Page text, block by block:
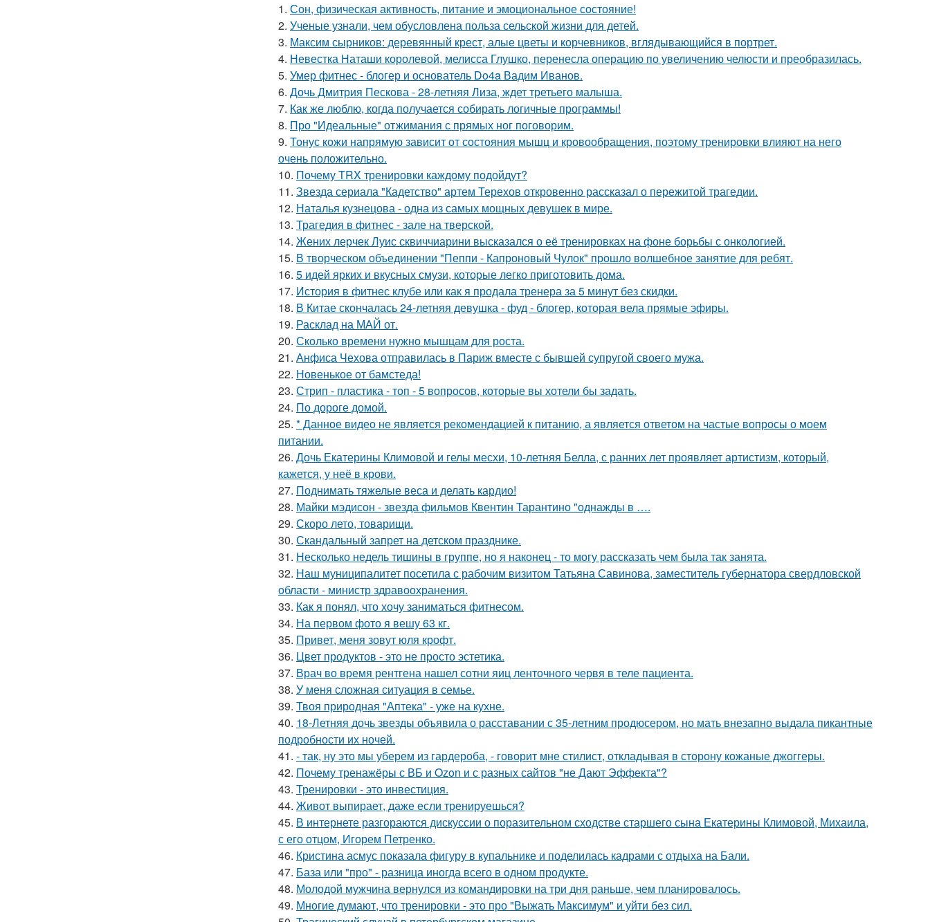
1. Сон, физическая активность, питание и эмоциональное состояние!
2. Ученые узнали, чем обусловлена польза сельской жизни для детей.
3. Максим сырников: деревянный крест, алые цветы и корчевников, вглядывающийся в портрет.
4. Невестка Наташи королевой, мелисса Глушко, перенесла операцию по увеличению челюсти и преобразилась.
5. Умер фитнес - блогер и основатель Do4a Вадим Иванов.
6. Дочь Дмитрия Пескова - 28-летняя Лиза, ждет третьего малыша.
7. Как же люблю, когда получается собирать логичные программы!
8. Про "Идеальные" отжимания с прямых ног поговорим.
9. Тонус кожи напрямую зависит от состояния мышц и кровообращения, поэтому тренировки влияют на него
очень положительно.
10. Почему TRX тренировки каждому подойдут?
11. Звезда сериала "Кадетство" артем Терехов откровенно рассказал о пережитой трагедии.
12. Наталья кузнецова - одна из самых мощных девушек в мире.
13. Трагедия в фитнес - зале на тверской.
14. Жених лерчек Луис сквиччиарини высказался о её тренировках на фоне борьбы с онкологией.
15. В творческом объединении "Пеппи - Капроновый Чулок" прошло волшебное занятие для ребят.
16. 5 идей ярких и вкусных смузи, которые легко приготовить дома.
17. История в фитнес клубе или как я продала тренера за 5 минут без скидки.
18. В Китае скончалась 24-летняя девушка - фуд - блогер, которая вела прямые эфиры.
19. Расклад на МАЙ от.
20. Сколько времени нужно мышцам для роста.
21. Анфиса Чехова отправилась в Париж вместе с бывшей супругой своего мужа.
22. Новенькое от бамстеда!
23. Стрип - пластика - топ - 5 вопросов, которые вы хотели бы задать.
24. По дороге домой.
25. * Данное видео не является рекомендацией к питанию, а является ответом на частые вопросы о моем
питании.
26. Дочь Екатерины Климовой и гелы месхи, 10-летняя Белла, с ранних лет проявляет артистизм, который,
кажется, у неё в крови.
27. Поднимать тяжелые веса и делать кардио!
28. Майки мэдисон - звезда фильмов Квентин Тарантино "однажды в ….
29. Скоро лето, товарищи.
30. Скандальный запрет на детском празднике.
31. Несколько недель тишины в группе, но я наконец - то могу рассказать чем была так занята.
32. Наш муниципалитет посетила с рабочим визитом Татьяна Савинова, заместитель губернатора свердловской
области - министр здравоохранения.
33. Как я понял, что хочу заниматься фитнесом.
34. На первом фото я вешу 63 кг.
35. Привет, меня зовут юля крофт.
36. Цвет продуктов - это не просто эстетика.
37. Врач во время рентгена нашел сотни яиц ленточного червя в теле пациента.
38. У меня сложная ситуация в семье.
39. Твоя природная "Аптека" - уже на кухне.
40. 18-Летняя дочь звезды объявила о расставании с 35-летним продюсером, но мать внезапно выдала пикантные
подробности их ночей.
41. - так, ну это мы уберем из гардероба, - говорит мне стилист, откладывая в сторону кожаные джоггеры.
42. Почему тренажёры с ВБ и Ozon и с разных сайтов "не Дают Эффекта"?
43. Тренировки - это инвестиция.
44. Живот выпирает, даже если тренируешься?
45. В интернете разгораются дискуссии о поразительном сходстве старшего сына Екатерины Климовой, Михаила,
с его отцом, Игорем Петренко.
46. Кристина асмус показала фигуру в купальнике и поделилась кадрами с отдыха на Бали.
47. База или "про" - разница иногда всего в одном продукте.
48. Молодой мужчина вернулся из командировки на три дня раньше, чем планировалось.
49. Многие думают, что тренировки - это про "Выжать Максимум" и уйти без сил.